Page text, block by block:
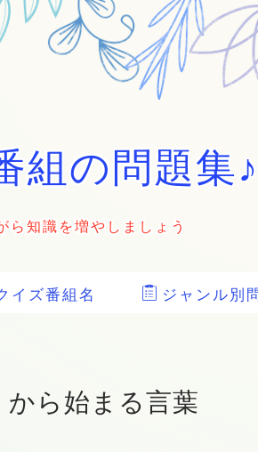
組の問題集
ら知識を増やしましょう
イズ番組名 ジャンル別
ら始まる言葉